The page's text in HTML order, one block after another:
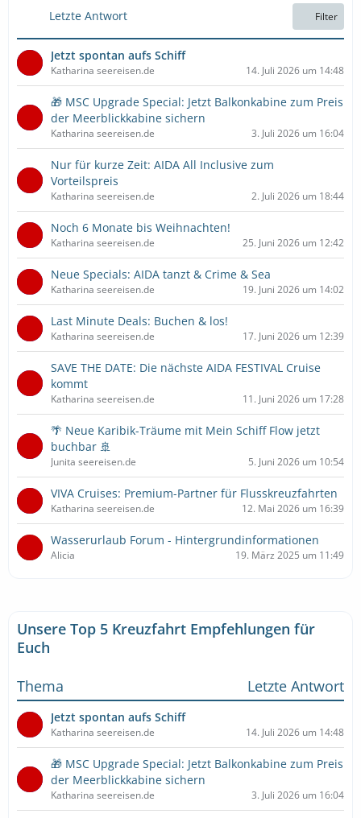
e
t
g
Letzte Antwort Filter
Jetzt spontan aufs Schiff
Katharina seereisen.de 14. Juli 2026 um 14:48
🎁 MSC Upgrade Special: Jetzt Balkonkabine zum Preis
der Meerblickkabine sichern
Katharina seereisen.de 3. Juli 2026 um 16:04
Nur für kurze Zeit: AIDA All Inclusive zum
Vorteilspreis
Katharina seereisen.de 2. Juli 2026 um 18:44
Noch 6 Monate bis Weihnachten!
Katharina seereisen.de 25. Juni 2026 um 12:42
Neue Specials: AIDA tanzt & Crime & Sea
Katharina seereisen.de 19. Juni 2026 um 14:02
Last Minute Deals: Buchen & los!
Katharina seereisen.de 17. Juni 2026 um 12:39
SAVE THE DATE: Die nächste AIDA FESTIVAL Cruise
kommt
Katharina seereisen.de 11. Juni 2026 um 17:28
🌴 Neue Karibik-Träume mit Mein Schiff Flow jetzt
buchbar 🚢
Junita seereisen.de 5. Juni 2026 um 10:54
VIVA Cruises: Premium-Partner für Flusskreuzfahrten
Katharina seereisen.de 12. Mai 2026 um 16:39
Wasserurlaub Forum - Hintergrundinformationen
Alicia 19. März 2025 um 11:49
Unsere Top 5 Kreuzfahrt Empfehlungen für
Euch
Thema
Letzte Antwort
Jetzt spontan aufs Schiff
Katharina seereisen.de 14. Juli 2026 um 14:48
🎁 MSC Upgrade Special: Jetzt Balkonkabine zum Preis
der Meerblickkabine sichern
Katharina seereisen.de 3. Juli 2026 um 16:04